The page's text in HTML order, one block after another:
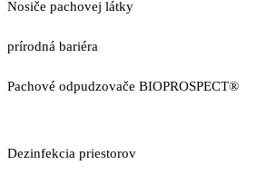
Nosiče pachovej látky
prírodná bariéra
Pachové odpudzovače BIOPROSPECT®
Dezinfekcia priestorov